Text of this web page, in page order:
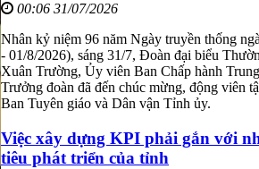
00:06 31/07/2026
Nhân kỷ niệm 96 năm Ngày truyền thống
- 01/8/2026), sáng 31/7, Đoàn đại biểu
Xuân Trường, Ủy viên Ban Chấp hành
Trưởng đoàn đã đến chúc mừng, động viên
Ban Tuyên giáo và Dân vận Tỉnh ủy.
Việc xây dựng KPI phải gắn với
tiêu phát triển của tỉnh